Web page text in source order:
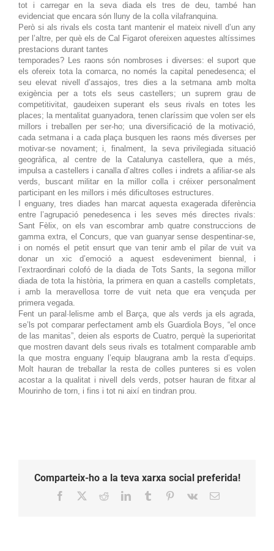
tot i carregar en la seva diada els tres de deu, també han
evidenciat que encara són lluny de la colla vilafranquina.
Però si als rivals els costa tant mantenir el mateix nivell d’un any
per l’altre, per què els de Cal Figarot ofereixen aquestes altíssimes
prestacions durant tantes
temporades? Les raons són nombroses i diverses: el suport que
els ofereix tota la comarca, no només la capital penedesenca; el
seu elevat nivell d’assajos, tres dies a la setmana amb molta
exigència per a tots els seus castellers; un suprem grau de
competitivitat, gaudeixen superant els seus rivals en totes les
places; la mentalitat guanyadora, tenen claríssim que volen ser els
millors i treballen per ser-ho; una diversificació de la motivació,
cada setmana i a cada plaça busquen les raons més diverses per
motivar-se novament; i, finalment, la seva privilegiada situació
geogràfica, al centre de la Catalunya castellera, que a més,
impulsa a castellers i canalla d’altres colles i indrets a afiliar-se als
verds, buscant militar en la millor colla i créixer personalment
participant en les millors i més dificultoses estructures.
I enguany, tres diades han marcat aquesta exagerada diferència
entre l’agrupació penedesenca i les seves més directes rivals:
Sant Fèlix, on els van escombrar amb quatre construccions de
gamma extra, el Concurs, que van guanyar sense despentinar-se,
i on només el petit ensurt que van tenir amb el pilar de vuit va
donar un xic d’emoció a aquest esdeveniment biennal, i
l’extraordinari colofó de la diada de Tots Sants, la segona millor
diada de tota la història, la primera en quan a castells completats,
i amb la meravellosa torre de vuit neta que era vençuda per
primera vegada.
Fent un paral·lelisme amb el Barça, que als verds ja els agrada,
se’ls pot comparar perfectament amb els Guardiola Boys, “el once
de las manitas”, deien als esports de Cuatro, perquè la superioritat
que mostren davant dels seus rivals es totalment comparable amb
la que mostra enguany l’equip blaugrana amb la resta d’equips.
Molt hauran de treballar la resta de colles punteres si es volen
acostar a la qualitat i nivell dels verds, potser hauran de fitxar al
Mourinho de torn, i fins i tot ni així en tindran prou.
Comparteix-ho a la teva xarxa social preferida!
Facebook RedditLinkedInTumblr Pinterest
Vk Email: